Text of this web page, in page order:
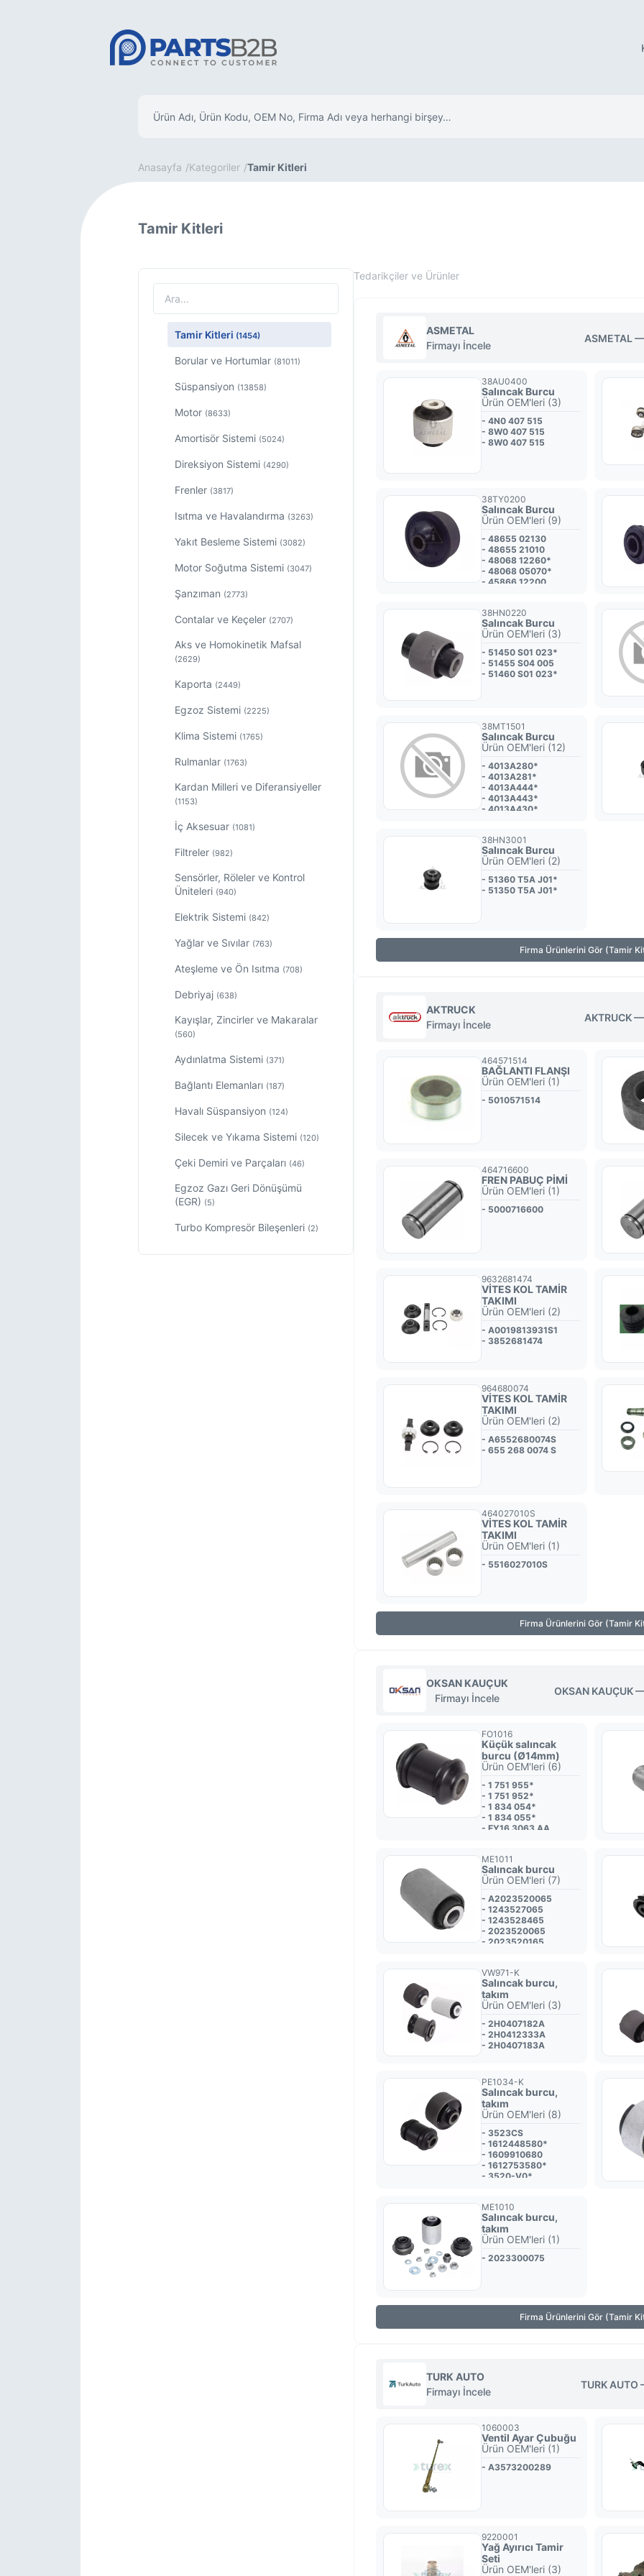
Anasayfa Kategoriler Tamir Kitleri
Tamir Kitleri
Tamir Kitleri (1454)
Borular ve Hortumlar (81011)
Süspansiyon (13858)
Motor (8633)
Amortisör Sistemi (5024)
Direksiyon Sistemi (4290)
Frenler (3817)
Isıtma ve Havalandırma (3263)
Yakıt Besleme Sistemi (3082)
Motor Soğutma Sistemi (3047)
Şanzıman (2773)
Contalar ve Keçeler (2707)
Aks ve Homokinetik Mafsal
(2629)
Kaporta (2449)
Egzoz Sistemi (2225)
Klima Sistemi (1765)
Rulmanlar (1763)
Kardan Milleri ve Diferansiyeller
(1153)
İç Aksesuar (1081)
Filtreler (982)
Sensörler, Röleler ve Kontrol
Üniteleri (940)
Elektrik Sistemi (842)
Yağlar ve Sıvılar (763)
Ateşleme ve Ön Isıtma (708)
Debriyaj (638)
Kayışlar, Zincirler ve Makaralar
(560)
Aydınlatma Sistemi (371)
Bağlantı Elemanları (187)
Havalı Süspansiyon (124)
Silecek ve Yıkama Sistemi (120)
Çeki Demiri ve Parçaları (46)
Egzoz Gazı Geri Dönüşümü
(EGR) (5)
Turbo Kompresör Bileşenleri (2)
Tedarikçiler ve Ürünler
ASMETAL
Firmayı İncele
ASMETAL
38AU0400
Salıncak Burcu
Ürün OEM'leri (3)
- 4N0 407 515
- 8W0 407 515
- 8W0 407 515
38TY0200
Salıncak Burcu
Ürün OEM'leri (9)
- 48655 02130
- 48655 21010
- 48068 12260*
- 48068 05070*
- 45866 12200
- 48655 02130
- 48069 05070*
38HN0220
Salıncak Burcu
Ürün OEM'leri (3)
- 51450 S01 023*
- 51455 S04 005
- 51460 S01 023*
38MT1501
Salıncak Burcu
Ürün OEM'leri (12)
- 4013A280*
- 4013A281*
- 4013A444*
- 4013A443*
- 4013A430*
- 4013A282*
- MN125871
- 4013A009*
- 4013A010*
- 4013A279*
38HN3001
Salıncak Burcu
Ürün OEM'leri (2)
- 51360 T5A J01*
- 51350 T5A J01*
Firma Ürünlerini Gör (Tamir
AKTRUCK
Firmayı İncele
AKTRUCK
464571514
BAĞLANTI FLANŞI
Ürün OEM'leri (1)
- 5010571514
464716600
FREN PABUÇ PİMİ
Ürün OEM'leri (1)
- 5000716600
9632681474
VİTES KOL TAMİR
TAKIMI
Ürün OEM'leri (2)
- A0019813931S1
- 3852681474
964680074
VİTES KOL TAMİR
TAKIMI
Ürün OEM'leri (2)
- A6552680074S
- 655 268 0074 S
464027010S
VİTES KOL TAMİR
TAKIMI
Ürün OEM'leri (1)
- 5516027010S
Firma Ürünlerini Gör (Tamir
OKSAN KAUÇUK
Firmayı İncele
OKSAN KAUÇUK
FO1016
Küçük salıncak
burcu (Ø14mm)
Ürün OEM'leri (6)
- 1 751 955*
- 1 751 952*
- 1 834 054*
- 1 834 055*
- EY16 3063 AA
ME1011
Salıncak burcu
Ürün OEM'leri (7)
- A2023520065
- 1243527065
- 1243528465
- 2023520065
- 2023520165
VW971-K
Salıncak burcu,
takım
Ürün OEM'leri (3)
- 2H0407182A
- 2H0412333A
- 2H0407183A
PE1034-K
Salıncak burcu,
takım
Ürün OEM'leri (8)
- 3523CS
- 1612448580*
- 1609910680
- 1612753580*
- 3520-V0*
- 1612448480*
ME1010
Salıncak burcu,
takım
Ürün OEM'leri (1)
- 2023300075
Firma Ürünlerini Gör (Tamir
TURK AUTO
Firmayı İncele
TURK
1060003
Ventil Ayar Çubuğu
Ürün OEM'leri (1)
- A3573200289
9220001
Yağ Ayırıcı Tamir
Seti
Ürün OEM'leri (3)